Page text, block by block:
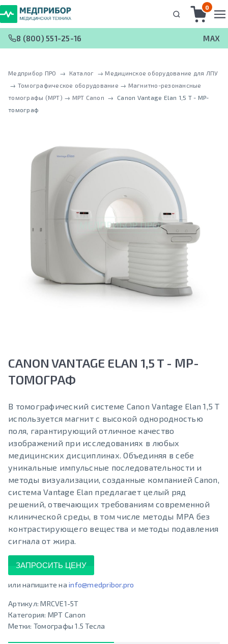
0
8 (800) 551-25-16 MAX
Медприбор ПРО → Каталог → Медицинское оборудование для ЛПУ
→ Томографическое оборудование → Магнитно-резонансные
томографы (МРТ) → МРТ Canon →
Canon Vantage Elan 1,5 T - МР-
томограф
CANON VANTAGE ELAN 1,5 T - МР-
ТОМОГРАФ
В томографический системе Canon Vantage Elan 1,5 T
используется магнит с высокой однородностью
поля, гарантирующий отличное качество
изображений при исследованиях в любых
медицинских дисциплинах. Объединяя в себе
уникальные импульсные последовательности и
методы визуализации, созданные компанией Canon,
система Vantage Elan предлагает целый ряд
решений, отвечающих требованиям современной
клинической среды, в том числе методы МРА без
контрастирующего вещества и методы подавления
сигнала от жира.
ЗАПРОСИТЬ ЦЕНУ
или напишите на info@medpribor.pro
Артикул:MRCVE1-5T
Категория: МРТ Canon
Метки: Томографы 1.5 Тесла